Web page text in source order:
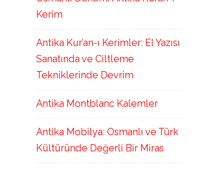
Kerim
Antika Kur’an-ı Kerimler: El Yazısı
Sanatında ve Ciltleme
Tekniklerinde Devrim
Antika Montblanc Kalemler
Antika Mobilya: Osmanlı ve Türk
Kültüründe Değerli Bir Miras